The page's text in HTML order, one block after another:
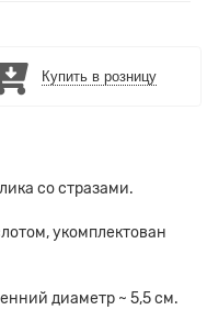
Купить в розницу
со стразами.
укомплектован
диаметр ~ 5,5 см.